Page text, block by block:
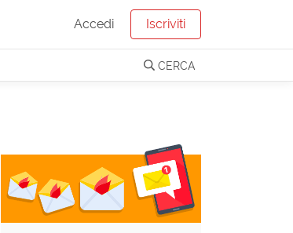
Accedi Iscriviti
CERCA